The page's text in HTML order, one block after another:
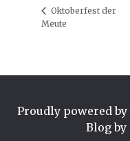
Oktoberfest der
Meute
Proudly powered by
Blog by